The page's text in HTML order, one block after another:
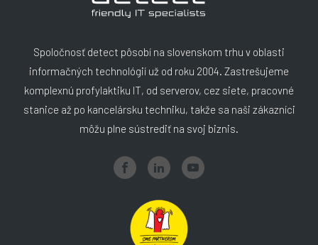
Spoločnosť detect pôsobí na slovenskom trhu v oblasti
informačných technológií už od roku 2004. Zastrešujeme
komplexnú profylaktiku IT, od serverov, cez siete, pracovné
stanice až po kancelársku techniku, takže sa naši zákazníci
môžu plne sústrediť na svoj biznis.